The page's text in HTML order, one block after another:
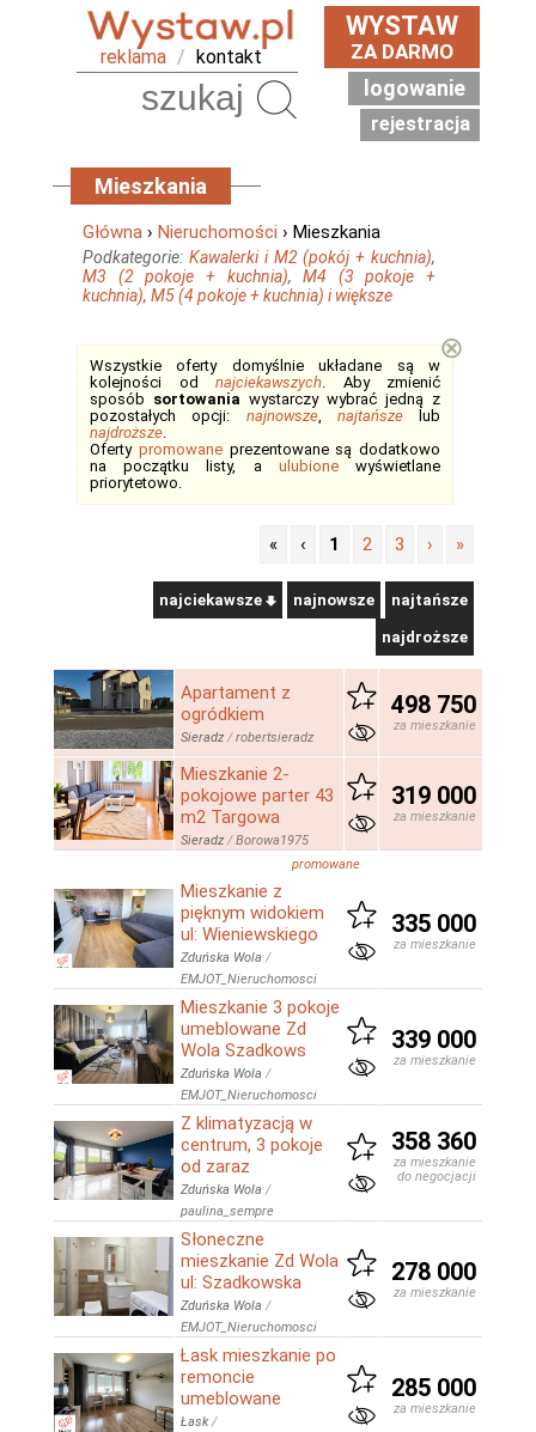
reklama / kontakt
WYSTAW
ZA DARMO
logowanie
rejestracja
Mieszkania
Główna › Nieruchomości › Mieszkania
Podkategorie: Kawalerki i M2 (pokój + kuchnia),
M3 (2 pokoje + kuchnia),M4 (3 pokoje +
kuchnia), M5 (4 pokoje + kuchnia) i większe
Wszystkie oferty domyślnie układane są w
kolejności od najciekawszych. Aby zmienić
sposób sortowania wystarczy wybrać jedną z
pozostałych opcji: najnowsze, najtańszelub
najdroższe.
Oferty promowaneprezentowane są dodatkowo
na początku listy, a ulubionewyświetlane
priorytetowo.
⊗
« ‹ 1 2 3 › »
najciekawsze najnowsze najtańsze
najdroższe
Apartament z
ogródkiem
Sieradz /robertsieradz
498 750
za mieszkanie
Mieszkanie 2-
pokojowe parter 43
m2 Targowa
Sieradz /Borowa1975
319 000
za mieszkanie
promowane
Mieszkanie z
pięknym widokiem
ul: Wieniewskiego
Zduńska Wola /
EMJOT_Nieruchomosci
335 000
za mieszkanie
Mieszkanie 3 pokoje
umeblowane Zd
Wola Szadkows
Zduńska Wola /
EMJOT_Nieruchomosci
339 000
za mieszkanie
Z klimatyzacją w
centrum, 3 pokoje
od zaraz
Zduńska Wola /
paulina_sempre
358 360
za mieszkanie
do negocjacji
Słoneczne
mieszkanie Zd Wola
ul: Szadkowska
Zduńska Wola /
EMJOT_Nieruchomosci
278 000
za mieszkanie
Łask mieszkanie po
remoncie
umeblowane
Łask/
285 000
za mieszkanie